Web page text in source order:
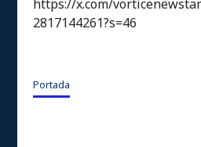
https://x.com/
2817144261?s=46
Portada